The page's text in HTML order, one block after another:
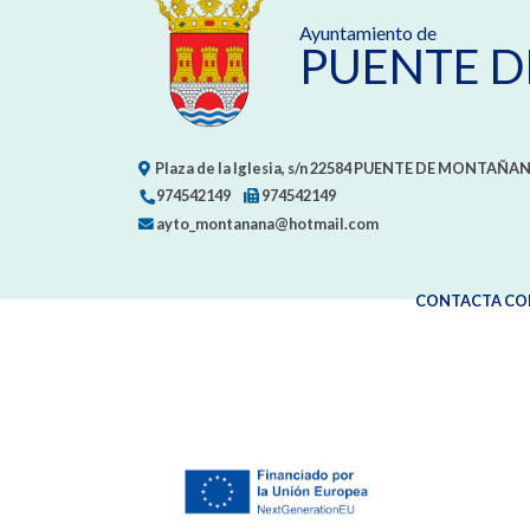
Ayuntamiento de
PUENTE
Plaza de la Iglesia, s/n22584PUENTE DE
974542149
974542149
ayto_montanana@hotmail.com
CONTACTA